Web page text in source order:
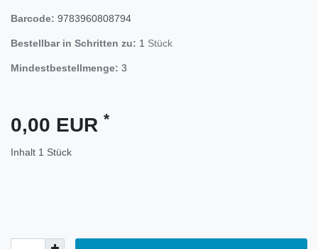
Barcode: 9783960808794
Bestellbar in Schritten zu: 1 Stück
Mindestbestellmenge: 3
0,00 EUR *
Inhalt 1 Stück